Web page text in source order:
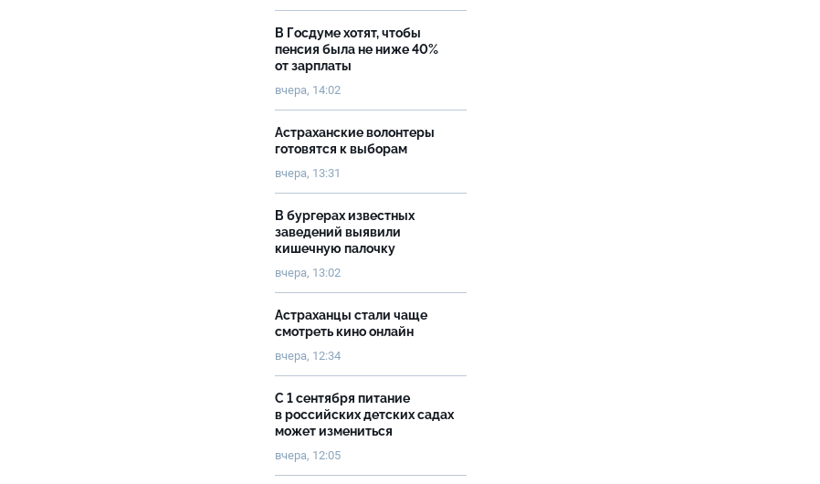
В Госдуме хотят, чтобы
пенсия была не ниже 40%
от зарплаты
вчера, 14:02
Астраханские волонтеры
готовятся к выборам
вчера, 13:31
В бургерах известных
заведений выявили
кишечную палочку
вчера, 13:02
Астраханцы стали чаще
смотреть кино онлайн
вчера, 12:34
С 1 сентября питание
в российских детских садах
может измениться
вчера, 12:05